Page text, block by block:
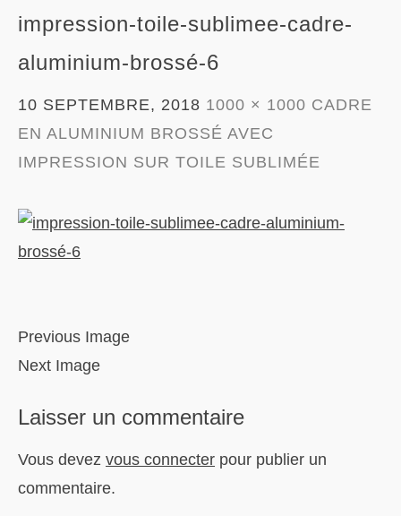
impression-toile-sublimee-cadre-
aluminium-brossé-6
10 SEPTEMBRE, 2018 1000 × 1000 CADRE
EN ALUMINIUM BROSSÉ AVEC
IMPRESSION SUR TOILE SUBLIMÉE
Previous Image
Next Image
Laisser un commentaire
Vous devez vous connecter pour publier un
commentaire.